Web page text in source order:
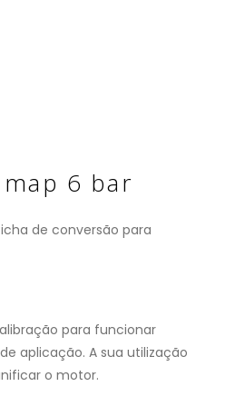
6 bar
de conversão para
para funcionar
aplicação. A sua utilização
o motor.